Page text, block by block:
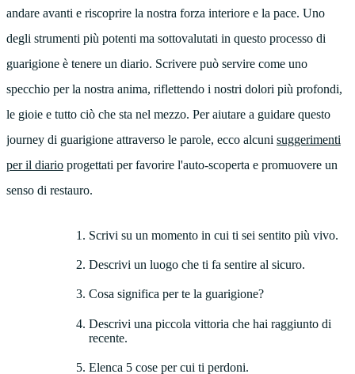
andare avanti e riscoprire la nostra forza interiore e la pace. Uno
degli strumenti più potenti ma sottovalutati in questo processo di
guarigione è tenere un diario. Scrivere può servire come uno
specchio per la nostra anima, riflettendo i nostri dolori più profondi,
le gioie e tutto ciò che sta nel mezzo. Per aiutare a guidare questo
journey di guarigione attraverso le parole, ecco alcuni suggerimenti
per il diario progettati per favorire l'auto-scoperta e promuovere un
senso di restauro.
Scrivi su un momento in cui ti sei sentito più vivo.
Descrivi un luogo che ti fa sentire al sicuro.
Cosa significa per te la guarigione?
Descrivi una piccola vittoria che hai raggiunto di
recente.
Elenca 5 cose per cui ti perdoni.